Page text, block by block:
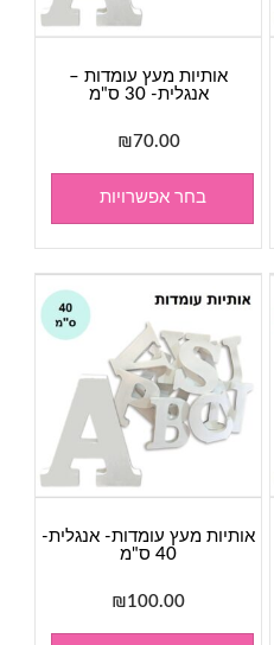
אותיות מעץ עומדות –
אנגלית- 30 ס"מ
₪70.00
בחר אפשרויות
אותיות מעץ עומדות- אנגלית-
40 ס"מ
₪100.00